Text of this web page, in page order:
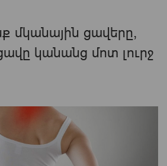
մկանային ցավերը,
կանանց մոտ լուրջ